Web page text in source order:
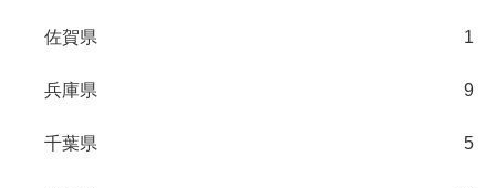
佐賀県 1
兵庫県 9
千葉県 5